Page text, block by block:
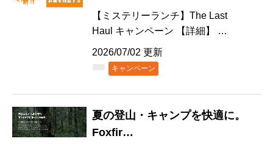
【ミステリーランチ】The Last
Haul キャンペーン 【詳細】 …
2026/07/02 更新
キャンペーン
夏の登山・キャンプを快適に。
Foxfir…